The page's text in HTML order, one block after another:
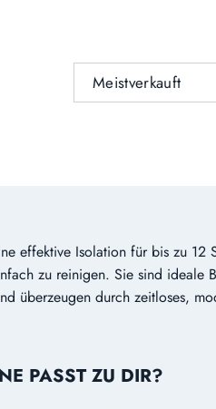
SORTIEREN
NACH
Meistverkauft
effektive Isolation für bis zu 12
zu reinigen. Sie sind ideale
überzeugen durch zeitloses,
PASST ZU DIR?